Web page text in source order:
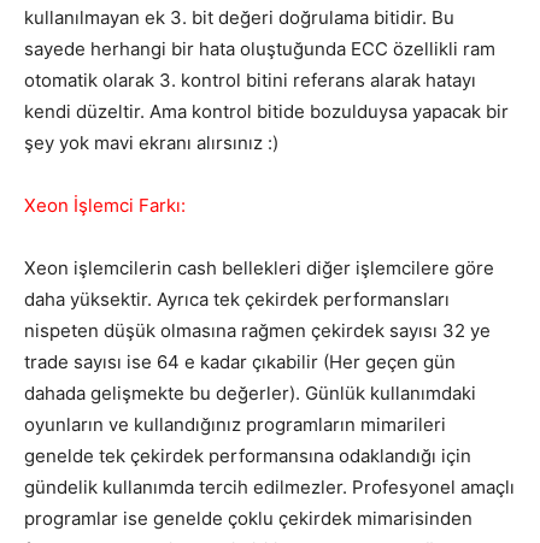
kullanılmayan ek 3. bit değeri doğrulama bitidir. Bu
sayede herhangi bir hata oluştuğunda ECC özellikli ram
otomatik olarak 3. kontrol bitini referans alarak hatayı
kendi düzeltir. Ama kontrol bitide bozulduysa yapacak bir
şey yok mavi ekranı alırsınız :)
Xeon İşlemci Farkı:
Xeon işlemcilerin cash bellekleri diğer işlemcilere göre
daha yüksektir. Ayrıca tek çekirdek performansları
nispeten düşük olmasına rağmen çekirdek sayısı 32 ye
trade sayısı ise 64 e kadar çıkabilir (Her geçen gün
dahada gelişmekte bu değerler). Günlük kullanımdaki
oyunların ve kullandığınız programların mimarileri
genelde tek çekirdek performansına odaklandığı için
gündelik kullanımda tercih edilmezler. Profesyonel amaçlı
programlar ise genelde çoklu çekirdek mimarisinden